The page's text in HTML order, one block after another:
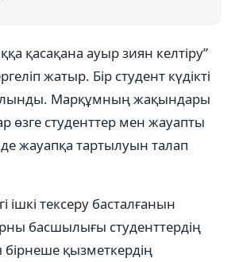
қасақана ауыр зиян келтіру”
жатыр. Бір студент күдікті
Марқұмның жақындары
өзге студенттер мен жауапты
жауапқа тартылуын талап
ішкі тексеру басталғанын
басшылығы студенттердің
бірнеше қызметкердің